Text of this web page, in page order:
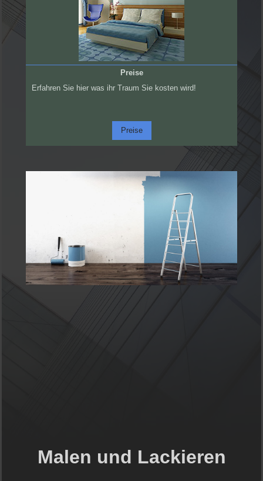
Preise
Erfahren Sie hier was ihr Traum Sie kosten wird!
Preise
Malen und Lackieren